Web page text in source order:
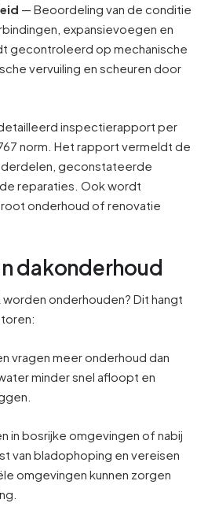
— Beoordeling van de conditie
expansievoegen en
gecontroleerd op mechanische
vervuiling en scheuren door
inspectierapport per
norm. Het rapport vermeldt de
geconstateerde
reparaties. Ook wordt
onderhoud of renovatie
dakonderhoud
onderhouden? Dit hangt
vragen meer onderhoud dan
minder snel afloopt en
in bosrijke omgevingen of nabij
van bladophoping en vereisen
omgevingen kunnen zorgen